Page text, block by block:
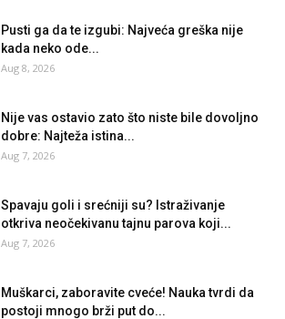
Pusti ga da te izgubi: Najveća greška nije
kada neko ode...
Aug 8, 2026
Nije vas ostavio zato što niste bile dovoljno
dobre: Najteža istina...
Aug 7, 2026
Spavaju goli i srećniji su? Istraživanje
otkriva neočekivanu tajnu parova koji...
Aug 7, 2026
Muškarci, zaboravite cveće! Nauka tvrdi da
postoji mnogo brži put do...